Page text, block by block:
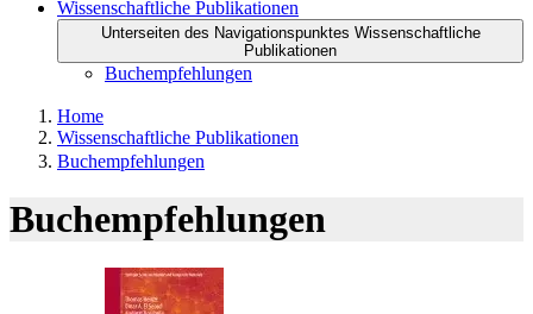
Wissenschaftliche Publikationen
Unterseiten des Navigationspunktes Wissenschaftliche
Publikationen
Buchempfehlungen
Home
Wissenschaftliche Publikationen
Buchempfehlungen
Buchempfehlungen